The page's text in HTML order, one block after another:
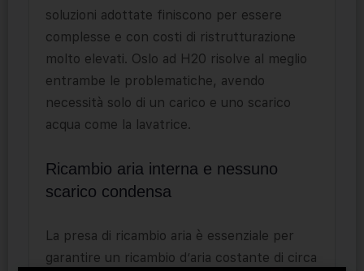
soluzioni adottate finiscono per essere
complesse e con costi di ristrutturazione
molto elevati. Oslo ad H20 risolve al meglio
entrambe le problematiche, avendo
necessità solo di un carico e uno scarico
acqua come la lavatrice.
Ricambio aria interna e nessuno
scarico condensa
La presa di ricambio aria è essenziale per
garantire un ricambio d’aria costante di circa